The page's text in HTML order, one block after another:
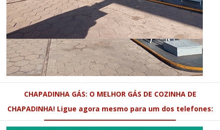
CHAPADINHA GÁS: O MELHOR GÁS DE COZINHA DE
CHAPADINHA! Ligue agora mesmo para um dos telefones: